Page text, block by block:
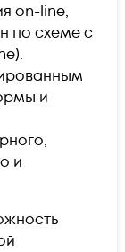
on-line,
по схеме с
и
и